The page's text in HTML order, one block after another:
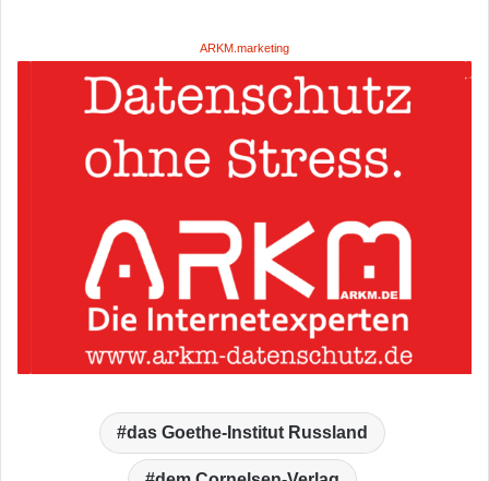
ARKM.marketing
das Goethe-Institut Russland